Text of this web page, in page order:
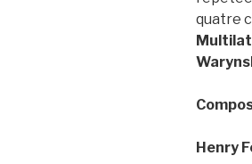
quatre
Henry